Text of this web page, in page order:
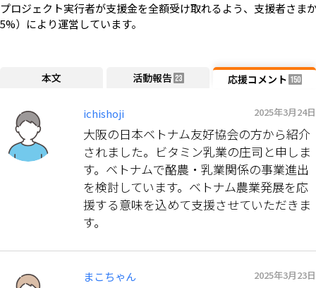
プロジェクト実行者が支援金を全額受け取れるよう、支援者さま
5%）により運営しています。
本文 活動報告 23 応援コメント 150
ichishoji 2025年3月24日
大阪の日本ベトナム友好協会の方から紹介
されました。ビタミン乳業の庄司と申しま
す。ベトナムで酪農・乳業関係の事業進出
を検討しています。ベトナム農業発展を応
援する意味を込めて支援させていただきま
す。
まこちゃん 2025年3月23日